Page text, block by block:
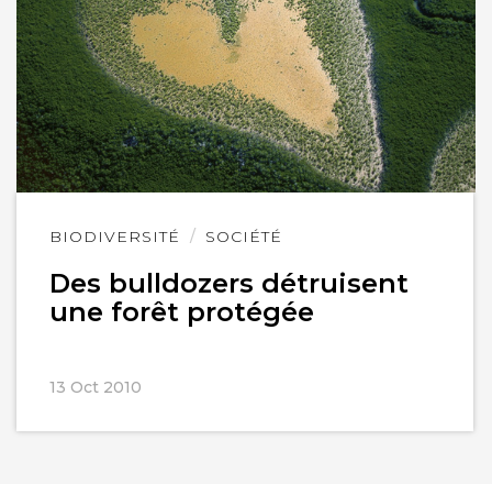
BIODIVERSITÉ SOCIÉTÉ
Des bulldozers détruisent
une forêt protégée
13 Oct 2010
Lire